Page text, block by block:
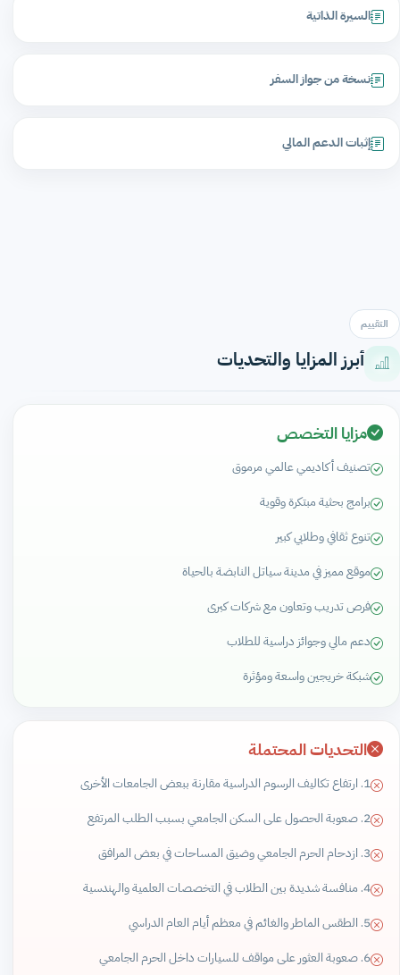
السيرة الذاتية
نسخة من جواز السفر
إثبات الدعم المالي
التقييم
أبرز المزايا والتحديات
مزايا التخصص
تصنيف أكاديمي عالمي مرموق
برامج بحثية مبتكرة وقوية
تنوع ثقافي وطلابي كبير
موقع مميز في مدينة سياتل النابضة بالحياة
فرص تدريب وتعاون مع شركات كبرى
دعم مالي وجوائز دراسية للطلاب
شبكة خريجين واسعة ومؤثرة
التحديات المحتملة
1. ارتفاع تكاليف الرسوم الدراسية مقارنة ببعض الجامعات الأخرى
2. صعوبة الحصول على السكن الجامعي بسبب الطلب المرتفع
3. ازدحام الحرم الجامعي وضيق المساحات في بعض المرافق
4. منافسة شديدة بين الطلاب في التخصصات العلمية والهندسية
5. الطقس الماطر والغائم في معظم أيام العام الدراسي
6. صعوبة العثور على مواقف للسيارات داخل الحرم الجامعي